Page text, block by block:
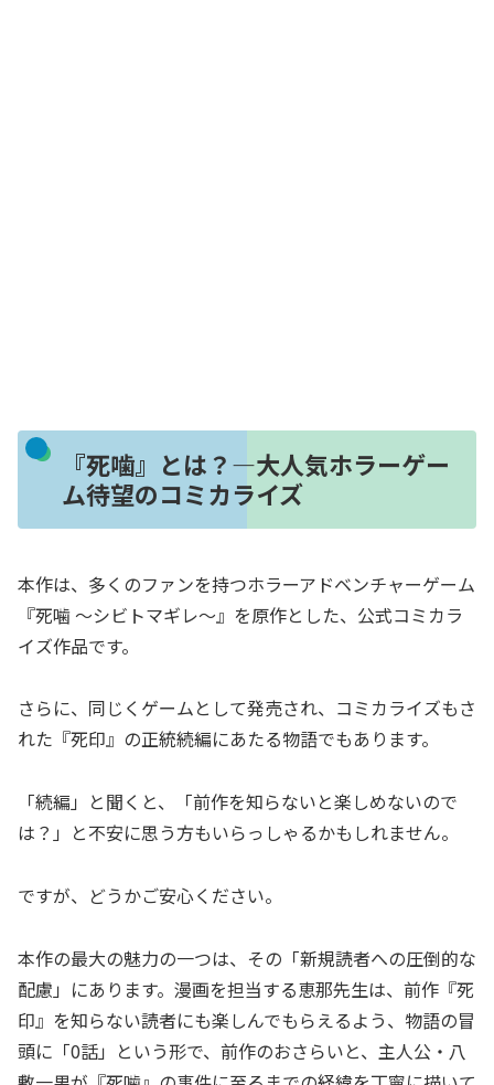
『死噛』とは？—大人気ホラーゲー
ム待望のコミカライズ
本作は、多くのファンを持つホラーアドベンチャーゲーム
『死噛 〜シビトマギレ〜』を原作とした、公式コミカラ
イズ作品です。
さらに、同じくゲームとして発売され、コミカライズもさ
れた『死印』の正統続編にあたる物語でもあります。
「続編」と聞くと、「前作を知らないと楽しめないので
は？」と不安に思う方もいらっしゃるかもしれません。
ですが、どうかご安心ください。
本作の最大の魅力の一つは、その「新規読者への圧倒的な
配慮」にあります。漫画を担当する恵那先生は、前作『死
印』を知らない読者にも楽しんでもらえるよう、物語の冒
頭に「0話」という形で、前作のおさらいと、主人公・八